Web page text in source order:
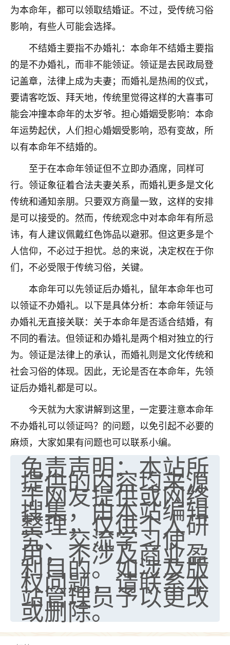
为本命年，都可以领取结婚证。不过，受传统习俗
影响，有些人可能会选择。
不结婚主要指不办婚礼：本命年不结婚主要指
的是不办婚礼，而非不能领证。领证是去民政局登
记盖章，法律上成为夫妻；而婚礼是热闹的仪式，
要请客吃饭、拜天地，传统里觉得这样的大喜事可
能会冲撞本命年的太岁爷。担心婚姻受影响：本命
年运势起伏，人们担心婚姻受影响，恐有变故，所
以有本命年不结婚的。
至于在本命年领证但不立即办酒席，同样可
行。领证象征着合法夫妻关系，而婚礼更多是文化
传统和通知亲朋。只要双方商量一致，这样的安排
是可以接受的。然而，传统观念中对本命年有所忌
讳，有人建议佩戴红色饰品以避邪。但这更多是个
人信仰，不必过于担忧。总的来说，决定权在于你
们，不必受限于传统习俗，关键。
本命年可以先领证后办婚礼，鼠年本命年也可
以领证不办婚礼。以下是具体分析：本命年领证与
办婚礼无直接关联：关于本命年是否适合结婚，有
不同的看法。但领证和办婚礼是两个相对独立的行
为。领证是法律上的承认，而婚礼则是文化传统和
社会习俗的体现。因此，无论是否在本命年，先领
证后办婚礼都是可以。
今天就为大家讲解到这里，一定要注意本命年
不办婚礼可以领证吗？的问题，以免引起不必要的
麻烦，大家如果有问题也可以联系小编。
免责声明：本站所
提供的内容均来源
于网友提供或网络
搜集，由本站编辑
整理，仅供个人研
究、交流学习使
用，不涉及商业盈
利目的。如涉及版
权问题，请联系本
站管理员予以更改
或删除。
金白水清
我也想找老师看看，有没有人给个联系方式的啊？
鹿森：慧来老师微信：gjsy0624
12
青春168
我也想要，我也想要！
15
Jessica李
老师做不做超度法事？我想给我奶奶做超度，她今年
刚去世了。
七零老顽童
：我母亲前年离世，刚开始我经常
做梦梦见她，后来也是朋友介绍，找到慧来老
师，安排了超度法事，做梦再也没有梦到过
了，一开始是半信半疑的，图个心安，给亡母
超度，现在看来，人不信也不行。
2天前 来自云南
优秀的张同学
老师收徒吗？？我对这些很感兴趣
2天前 来自山西 15